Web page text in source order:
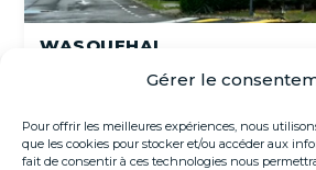
Gérer le
Pour offrir les meilleures expériences, nous
que les cookies pour stocker et/ou accéder aux
fait de consentir à ces technologies nous
WASQUEHAL
De 137 à 304 m²
Immédiate